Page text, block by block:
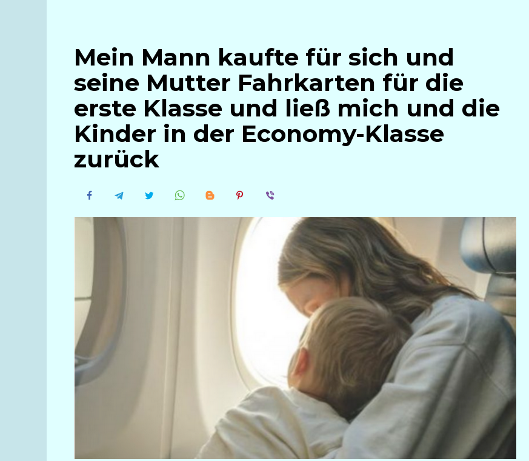
Mein Mann kaufte für sich und
seine Mutter Fahrkarten für die
erste Klasse und ließ mich und die
Kinder in der Economy-Klasse
zurück